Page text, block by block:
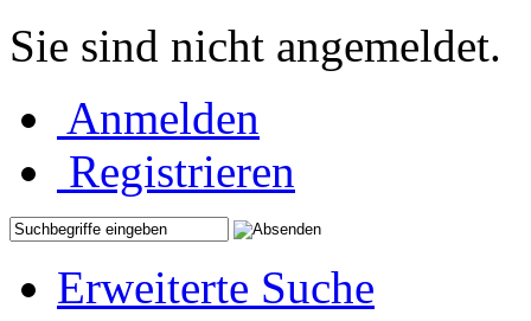
Sie sind nicht angemeldet.
Anmelden
Registrieren
Erweiterte Suche